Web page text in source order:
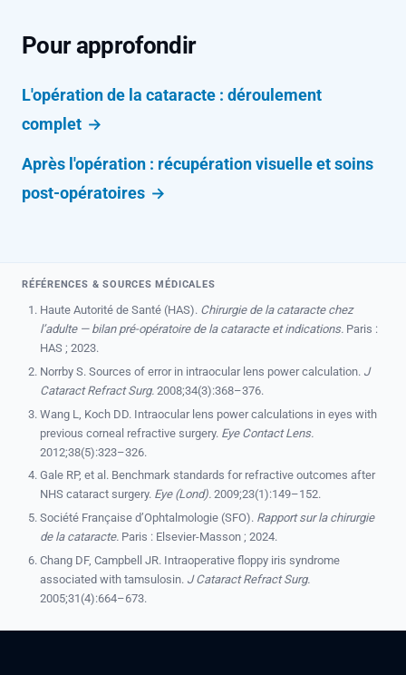
attendre l'opération pour faire le point.
temporairement la courbure cornéenne. Pour les
lentilles souples, trois jours suffisent. Un résultat
de biométrie effectué avec des lentilles peut
fausser le calcul de l'implant et compromettre le
résultat réfractif. C'est pourquoi il est
indispensable de les retirer avant votre bilan pré-
opératoire de la cataracte.
Pour approfondir
L'opération de la cataracte : déroulement
complet
Après l'opération : récupération visuelle et soins
post-opératoires
RÉFÉRENCES & SOURCES MÉDICALES
Haute Autorité de Santé (HAS). Chirurgie de la cataracte chez
l’adulte — bilan pré-opératoire de la cataracte et indications. Paris :
HAS ; 2023.
Norrby S. Sources of error in intraocular lens power calculation. J
Cataract Refract Surg. 2008;34(3):368–376.
Wang L, Koch DD. Intraocular lens power calculations in eyes with
previous corneal refractive surgery. Eye Contact Lens.
2012;38(5):323–326.
Gale RP, et al. Benchmark standards for refractive outcomes after
NHS cataract surgery. Eye (Lond). 2009;23(1):149–152.
Société Française d’Ophtalmologie (SFO). Rapport sur la chirurgie
de la cataracte. Paris : Elsevier-Masson ; 2024.
Chang DF, Campbell JR. Intraoperative floppy iris syndrome
associated with tamsulosin. J Cataract Refract Surg.
2005;31(4):664–673.